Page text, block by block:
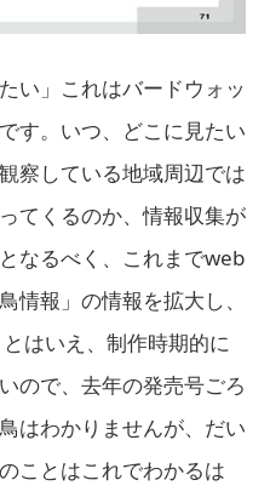
い」これはバードウォッ
す。いつ、どこに見たい
察している地域周辺では
てくるのか、情報収集が
なるべく、これまでweb
情報」の情報を拡大し、
はいえ、制作時期的に
ので、去年の発売号ごろ
はわかりませんが、だい
ことはこれでわかるは